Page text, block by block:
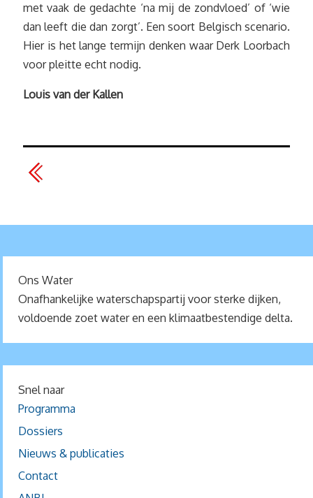
met vaak de gedachte ‘na mij de zondvloed’ of ‘wie
dan leeft die dan zorgt’. Een soort Belgisch scenario.
Hier is het lange termijn denken waar Derk Loorbach
voor pleitte echt nodig.
Louis van der Kallen
Ons Water
Onafhankelijke waterschapspartij voor sterke dijken,
voldoende zoet water en een klimaatbestendige delta.
Snel naar
Programma
Dossiers
Nieuws & publicaties
Contact